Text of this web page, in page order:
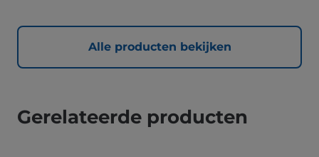
Alle producten bekijken
Gerelateerde producten